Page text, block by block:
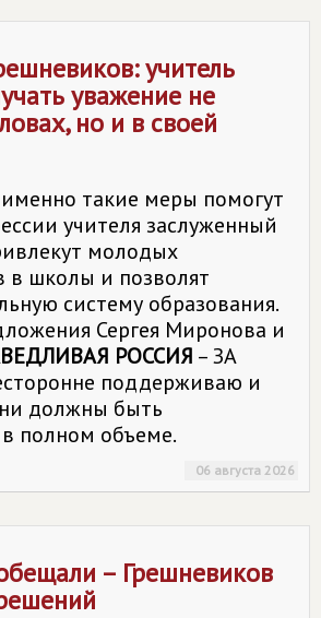
учитель
уважение не
но и в своей
такие меры помогут
учителя заслуженный
молодых
в школы и позволят
систему образования.
Сергея Миронова и
РОССИЯ – ЗА
поддерживаю и
должны быть
полном объеме.
06 августа 2026
– Грешневиков